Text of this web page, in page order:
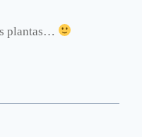
plantas…